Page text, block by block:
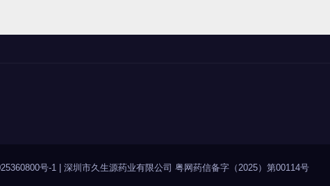
号-1 深圳市久生源药业有限公司 粤网药信备字（2025）第00114号